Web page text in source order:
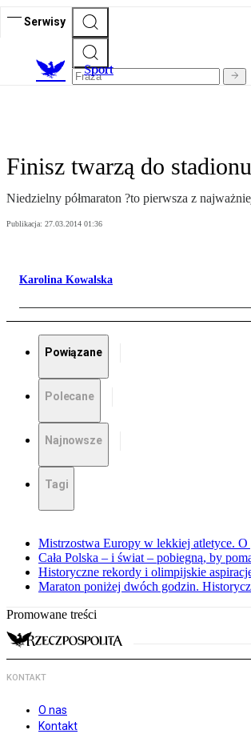
Serwisy
Sport
Finisz twarzą do stadionu
Niedzielny półmaraton ?to pierwsza z
Publikacja: 27.03.2014 01:36
Karolina Kowalska
Powiązane
Polecane
Najnowsze
Tagi
Mistrzostwa Europy w lekkiej atletyce. O
Cała Polska – i świat – pobiegną, by
Historyczne rekordy i olimpijskie
Maraton poniżej dwóch godzin.
Promowane treści
KONTAKT
O nas
Kontakt